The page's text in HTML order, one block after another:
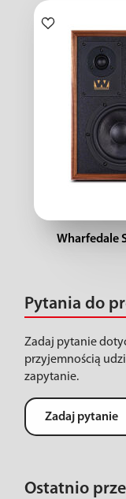
Wharfedale
Pytania do
Zadaj pytanie
przyjemnością
zapytanie.
Zadaj pytanie
Ostatnio